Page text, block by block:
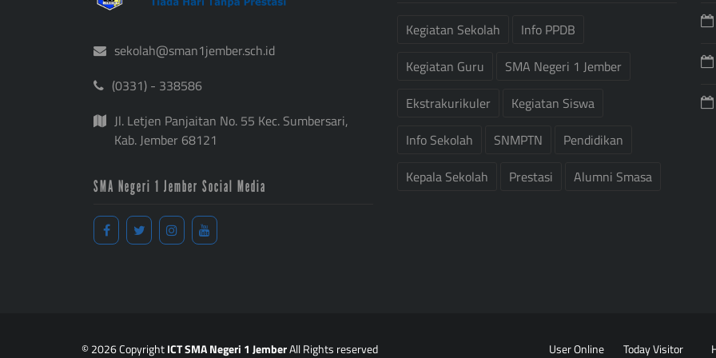
sekolah@sman1jember.sch.id
(0331) - 338586
Jl. Letjen Panjaitan No. 55 Kec. Sumbersari,
Kab. Jember 68121
SMA Negeri 1 Jember Social Media
Kegiatan Sekolah
Info PPDB
Kegiatan Guru
SMA Negeri 1 Jember
Ekstrakurikuler
Kegiatan Siswa
Info Sekolah
SNMPTN
Pendidikan
Kepala Sekolah
Prestasi Alumni Smasa
© 2026 CopyrightICT SMA Negeri 1 JemberAll Rights reserved
User Online
Today Visitor